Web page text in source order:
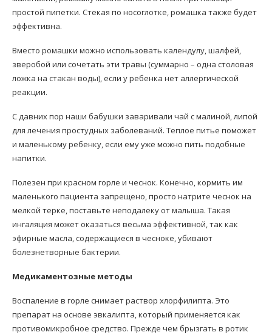
простой пипетки. Стекая по носоглотке, ромашка также будет
эффективна.
Вместо ромашки можно использовать календулу, шалфей,
зверобой или сочетать эти травы (суммарно – одна столовая
ложка на стакан воды), если у ребенка нет аллергической
реакции.
С давних пор наши бабушки заваривали чай с малиной, липой
для лечения простудных заболеваний. Теплое питье поможет
и маленькому ребенку, если ему уже можно пить подобные
напитки.
Полезен при красном горле и чеснок. Конечно, кормить им
маленького пациента запрещено, просто натрите чеснок на
мелкой терке, поставьте неподалеку от малыша. Такая
ингаляция может оказаться весьма эффективной, так как
эфирные масла, содержащиеся в чесноке, убивают
болезнетворные бактерии.
Медикаментозные методы
Воспаление в горле снимает раствор хлорфилипта. Это
препарат на основе эвкалипта, который применяется как
противомикробное средство. Прежде чем брызгать в ротик